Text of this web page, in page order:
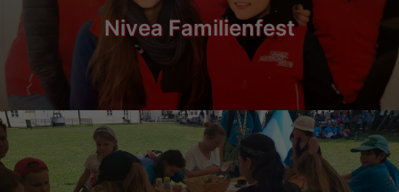
Nivea Familienfest